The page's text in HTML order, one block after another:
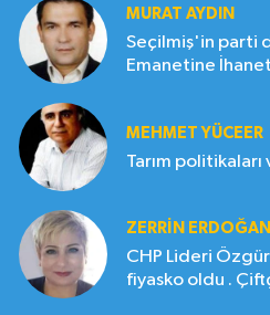
MURAT AYDIN
Seçilmiş'in parti
Emanetine
MEHMET YÜCEER
Tarım politikaları
ZERRIN ERDOĞAN
CHP Lideri
fiyasko oldu .